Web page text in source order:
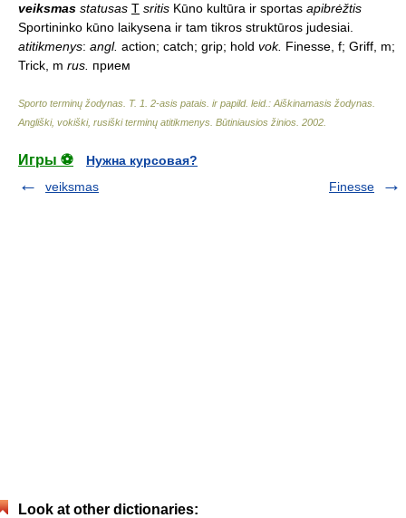
veiksmas statusas T sritis Kūno kultūra ir sportas apibrėžtis
Sportininko kūno laikysena ir tam tikros struktūros judesiai.
atitikmenys: angl. action; catch; grip; hold vok. Finesse, f; Griff, m;
Trick, m rus. прием
Sporto terminų žodynas. T. 1. 2-asis patais. ir papild. leid.: Aiškinamasis žodynas.
Angliški, vokiški, rusiški terminų atitikmenys. Būtiniausios žinios 2002
Игры ⚽
Нужна курсовая?
veiksmas
Finesse
Look at other dictionaries: